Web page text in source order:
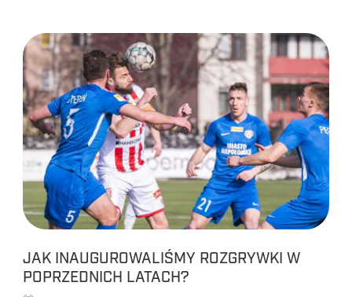
JAK INAUGUROWALIŚMY ROZGRYWKI W
POPRZEDNICH LATACH?